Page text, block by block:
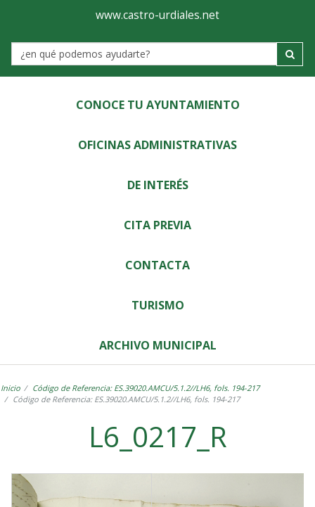
Ayuntamiento
de
Castro-
Urdiales
www.castro-urdiales.net
Label
CONOCE TU AYUNTAMIENTO
OFICINAS ADMINISTRATIVAS
DE INTERÉS
CITA PREVIA
CONTACTA
TURISMO
ARCHIVO MUNICIPAL
Inicio
Código de Referencia: ES.39020.AMCU/5.1.2//LH6, fols. 194-217
Código de Referencia: ES.39020.AMCU/5.1.2//LH6, fols. 194-217
L6_0217_R